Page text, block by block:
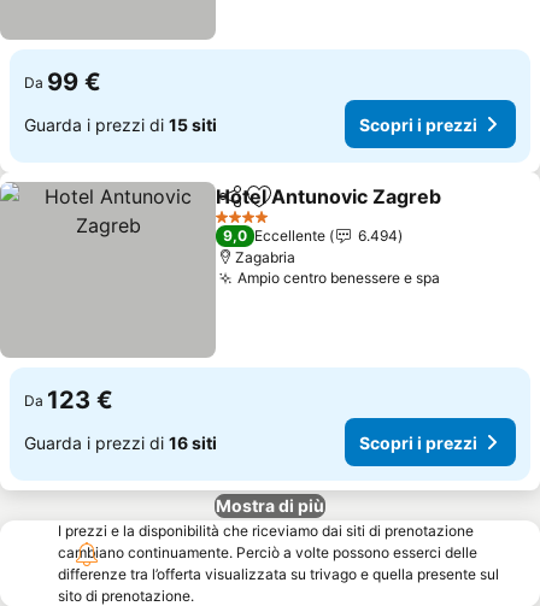
Da 99 €
Guarda i prezzi di 15 siti Scopri i prezzi
CondividiAggiungi ai preferiti
Hotel Antunovic Zagreb
4 Stelle
9,0 Eccellente
6.494
Zagabria
Ampio centro benessere e spa
Da 123 €
Guarda i prezzi di 16 siti Scopri i prezzi
Mostra di più
I prezzi e la disponibilità che riceviamo dai siti di prenotazione
cambiano continuamente. Perciò a volte possono esserci delle
differenze tra l’offerta visualizzata su trivago e quella presente sul
sito di prenotazione.